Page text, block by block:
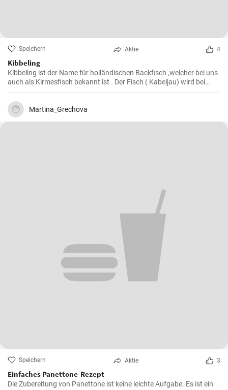
Speichern Aktie 4
Kibbeling
Kibbeling ist der Name für holländischen Backfisch ,welcher bei uns
auch als Kirmesfisch bekannt ist . Der Fisch ( Kabeljau) wird bei
diesem Rezept in heißem Öl fritiert bis er eine knusprike Kruste hat .
Martina_Grechova
Speichern Aktie 3
Einfaches Panettone-Rezept
Die Zubereitung von Panettone ist keine leichte Aufgabe. Es ist ein